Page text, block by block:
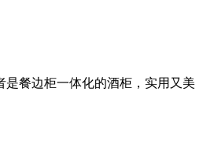
餐边柜一体化的酒柜，实用又美